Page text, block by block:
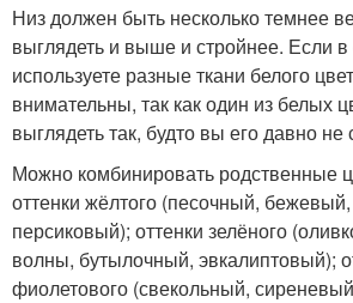
Низ должен быть несколько темнее
выглядеть и выше и стройнее. Если в
используете разные ткани белого
внимательны, так как один из белых
выглядеть так, будто вы его давно не
Можно комбинировать родственные
оттенки жёлтого (песочный,
персиковый); оттенки зелёного
волны, бутылочный, эвкалиптовый);
фиолетового (свекольный,